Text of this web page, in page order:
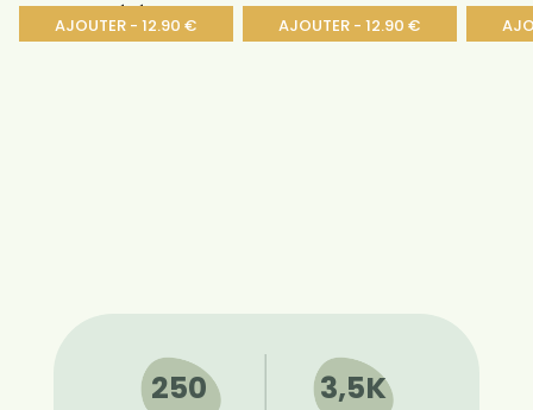
BÉBÉ
AJOUTER - 12.90 € AJOUTER - 12.90 €
250 3,5K